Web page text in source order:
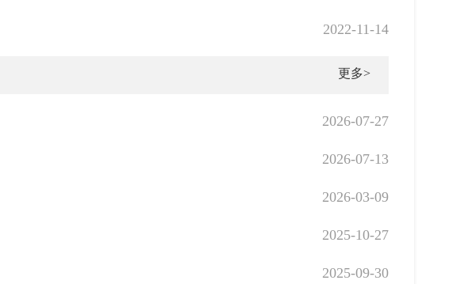
2022-11-14
更多>
2026-07-27
2026-07-13
2026-03-09
2025-10-27
2025-09-30